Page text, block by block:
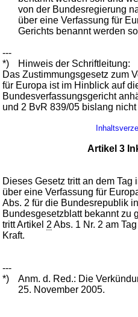
von der Bundesregierung
über eine Verfassung für
Gerichts benannt werden
---
*)
Hinweis der Schriftleitung:
Das Zustimmungsgesetz zum
für Europa ist im Hinblick auf
Bundesverfassungsgericht
und 2 BvR 839/05 bislang
Artikel 3
Dieses Gesetz tritt an dem Tag
über eine Verfassung für
Abs. 2 für die Bundesrepublik
Bundesgesetzblatt bekannt zu
tritt Artikel 2 Abs. 1 Nr. 2 am
Kraft.
---
*)
Anm. d. Red.: Die
25. November 2005.